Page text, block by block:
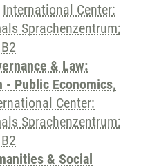
International Center:
Sprachenzentrum;
& Law:
- Public Economics,
Center:
Sprachenzentrum;
& Social